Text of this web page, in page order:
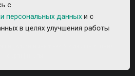
и услуги имеют необходимые лицензии и
с
персональных данных и с
в целях улучшения работы